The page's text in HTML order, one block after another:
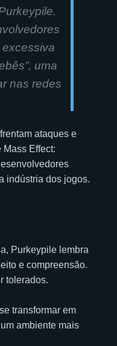
uma
nas redes
ataques e
Effect:
indústria dos jogos.
Purkeypile lembra
e compreensão.
tolerados.
transformar em
ambiente mais